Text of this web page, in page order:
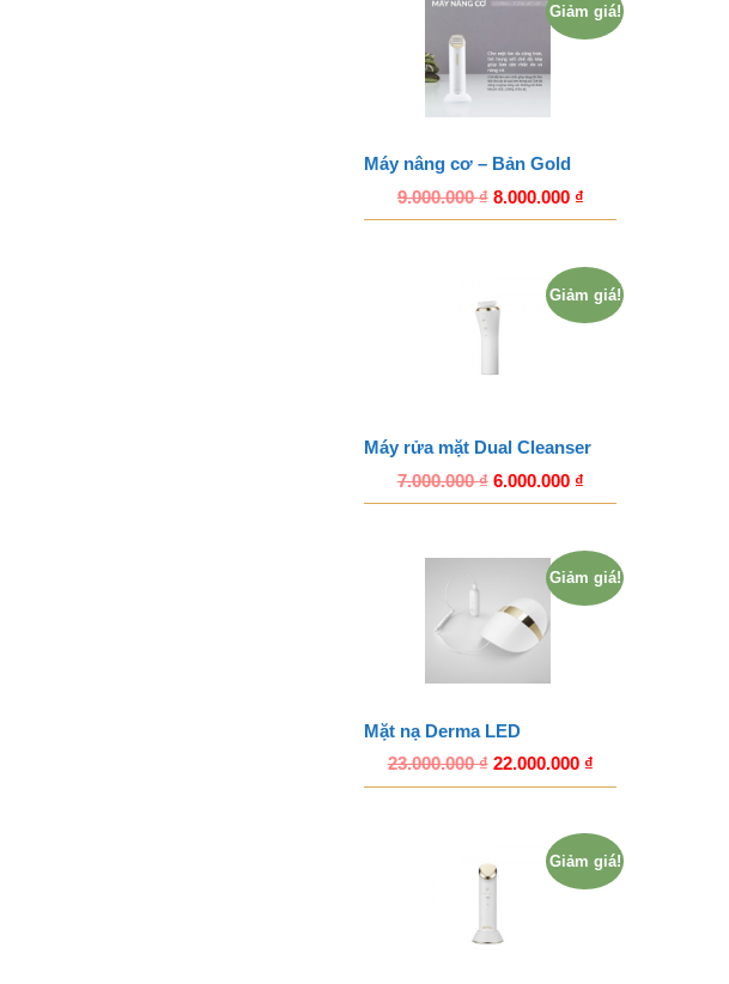
Giảm giá!
Máy nâng cơ – Bản Gold
9.000.000₫ 8.000.000 ₫
Giảm giá!
Máy rửa mặt Dual Cleanser
7.000.000₫ 6.000.000 ₫
Giảm giá!
Mặt nạ Derma LED
23.000.000₫ 22.000.000 ₫
Giảm giá!